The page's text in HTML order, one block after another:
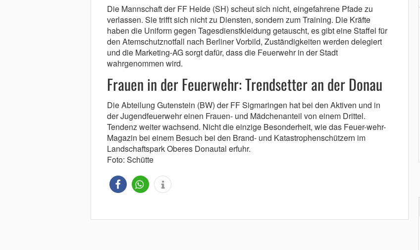
Die Mannschaft der FF Heide (SH) scheut sich nicht, eingefahrene Pfade zu
verlassen. Sie trifft sich nicht zu Diensten, sondern zum Training. Die Kräfte
haben die Uniform gegen Tagesdienstkleidung getauscht, es gibt eine Staffel für
den Atemschutznotfall nach Berliner Vorbild, Zuständigkeiten werden delegiert
und die Marketing-AG sorgt dafür, dass die Feuerwehr in der Stadt
wahrgenommen wird.
Frauen in der Feuerwehr: Trendsetter an der Donau
Die Abteilung Gutenstein (BW) der FF Sigmaringen hat bei den Aktiven und in
der Jugendfeuerwehr einen Frauen- und Mädchenanteil von einem Drittel.
Tendenz weiter wachsend. Nicht die einzige Besonderheit, wie das Feuer-wehr-
Magazin bei einem Besuch bei den Brand- und Katastrophenschützern im
Landschaftspark Oberes Donautal erfuhr.
Foto: Schütte